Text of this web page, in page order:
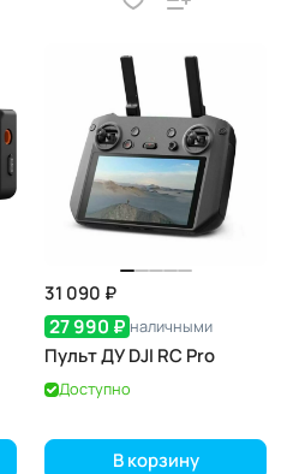
31 090 ₽
27 990 ₽ наличными
Пульт ДУ DJI RC Pro
Доступно
В корзину